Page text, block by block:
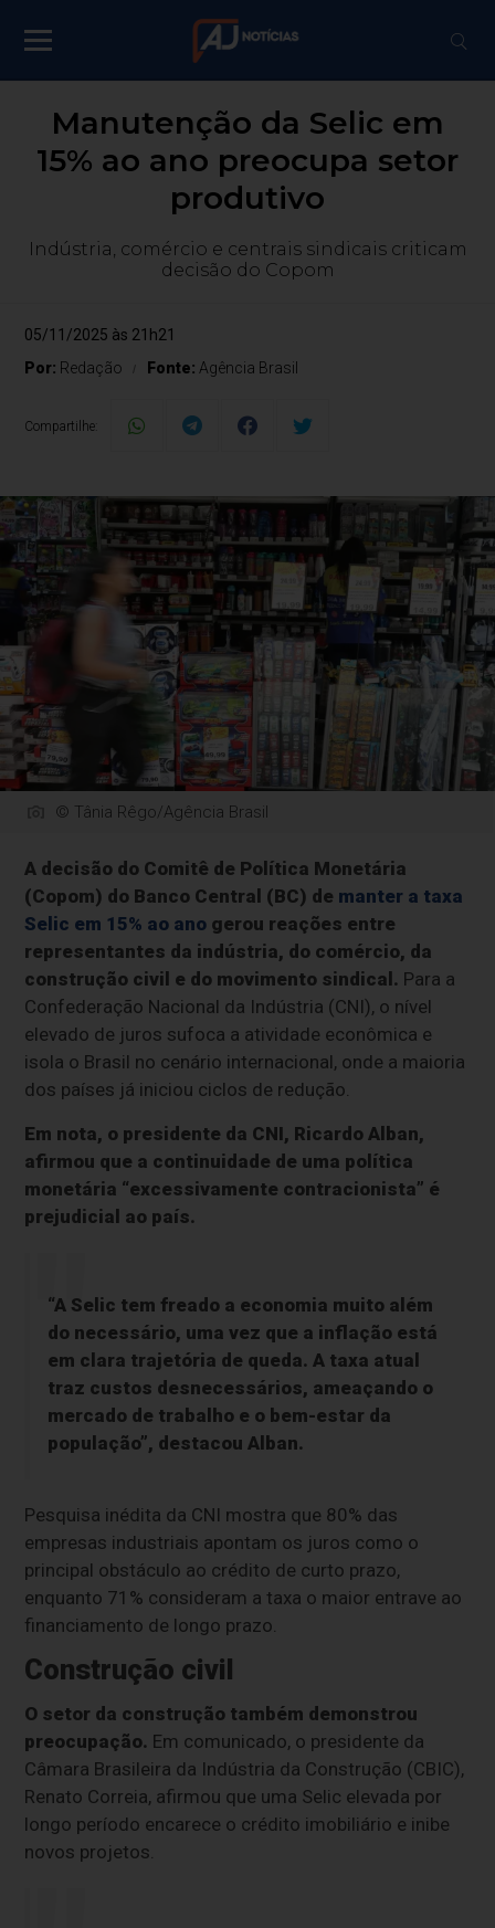
Manutenção da Selic em
15% ao ano preocupa setor
produtivo
Indústria, comércio e centrais sindicais criticam
decisão do Copom
05/11/2025 às 21h21
Por: Redação Fonte: Agência Brasil
Compartilhe:
© Tânia Rêgo/Agência Brasil
A decisão do Comitê de Política Monetária
(Copom) do Banco Central (BC) de manter a taxa
Selic em 15% ao ano gerou reações entre
representantes da indústria, do comércio, da
construção civil e do movimento sindical. Para a
Confederação Nacional da Indústria (CNI), o nível
elevado de juros sufoca a atividade econômica e
isola o Brasil no cenário internacional, onde a maioria
dos países já iniciou ciclos de redução.
Em nota, o presidente da CNI, Ricardo Alban,
afirmou que a continuidade de uma política
monetária “excessivamente contracionista” é
prejudicial ao país.
“A Selic tem freado a economia muito além
do necessário, uma vez que a inflação está
em clara trajetória de queda. A taxa atual
traz custos desnecessários, ameaçando o
mercado de trabalho e o bem-estar da
população”, destacou Alban.
Pesquisa inédita da CNI mostra que 80% das
empresas industriais apontam os juros como o
principal obstáculo ao crédito de curto prazo,
enquanto 71% consideram a taxa o maior entrave ao
financiamento de longo prazo.
Construção civil
O setor da construção também demonstrou
preocupação. Em comunicado, o presidente da
Câmara Brasileira da Indústria da Construção (CBIC),
Renato Correia, afirmou que uma Selic elevada por
longo período encarece o crédito imobiliário e inibe
novos projetos.